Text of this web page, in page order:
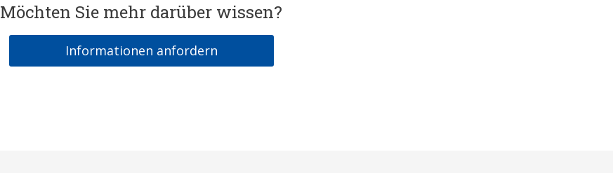
Möchten Sie mehr darüber wissen?
Informationen anfordern